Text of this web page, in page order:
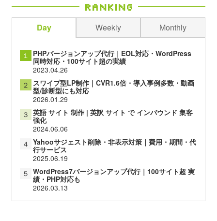
Ranking
Day Weekly Monthly
１ PHPバージョンアップ代行｜EOL対応・WordPress
同時対応・100サイト超の実績
2023.04.26
２ スワイプ型LP制作｜CVR1.6倍・導入事例多数・動画
型/診断型にも対応
2026.01.29
３ 英語 サイト 制作 | 英訳 サイト で インバウンド 集客
強化
2024.06.06
４ Yahooサジェスト削除・非表示対策｜費用・期間・代
行サービス
2025.06.19
５ WordPress7バージョンアップ代行｜100サイト超 実
績・PHP対応も
2026.03.13